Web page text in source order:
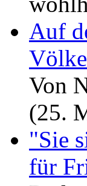
Auf
Von
(25.
"Sie
für